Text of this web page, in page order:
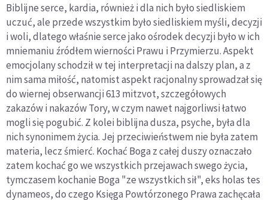
Biblijne serce, kardia, również i dla nich było siedliskiem
uczuć, ale przede wszystkim było siedliskiem myśli, decyzji
i woli, dlatego właśnie serce jako ośrodek decyzji było w ich
mniemaniu źródłem wierności Prawu i Przymierzu. Aspekt
emocjolany schodził w tej interpretacji na dalszy plan, a z
nim sama miłość, natomist aspekt racjonalny sprowadzał się
do wiernej obserwancji 613 mitzvot, szczegółowych
zakazów i nakazów Tory, w czym nawet najgorliwsi łatwo
mogli się pogubić. Z kolei biblijna dusza, psyche, była dla
nich synonimem życia. Jej przeciwieństwem nie była zatem
materia, lecz śmierć. Kochać Boga z całej duszy oznaczało
zatem kochać go we wszystkich przejawach swego życia,
tymczasem kochanie Boga "ze wszystkich sił", eks holas tes
dynameos, do czego Księga Powtórzonego Prawa zachęcała